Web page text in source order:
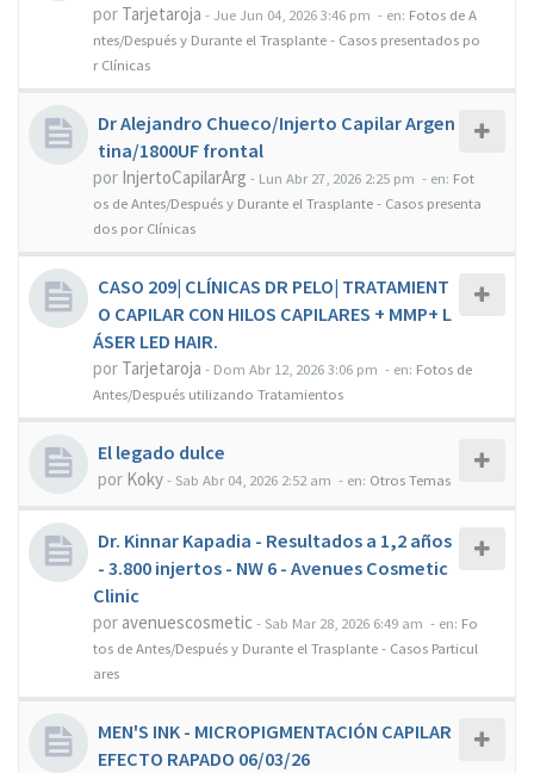
por Tarjetaroja -Jue Jun 04, 2026 3:46 pm - en: Fotos de A
ntes/Después y Durante el Trasplante - Casos presentados po
r Clínicas
Dr Alejandro Chueco/Injerto Capilar Argen
tina/1800UF frontal
por InjertoCapilarArg - Lun Abr 27, 2026 2:25 pm - en: Fot
os de Antes/Después y Durante el Trasplante - Casos presenta
dos por Clínicas
CASO 209| CLÍNICAS DR PELO| TRATAMIENT
O CAPILAR CON HILOS CAPILARES + MMP+ L
ÁSER LED HAIR.
por Tarjetaroja - Dom Abr 12, 2026 3:06 pm - en: Fotos de
Antes/Después utilizando Tratamientos
El legado dulce
por Koky- Sab Abr 04, 2026 2:52 am - en: Otros Temas
Dr. Kinnar Kapadia - Resultados a 1,2 años
- 3.800 injertos - NW 6 - Avenues Cosmetic
Clinic
por avenuescosmetic- Sab Mar 28, 2026 6:49 am - en: Fo
tos de Antes/Después y Durante el Trasplante - Casos Particul
ares
MEN'S INK - MICROPIGMENTACIÓN CAPILAR
EFECTO RAPADO 06/03/26